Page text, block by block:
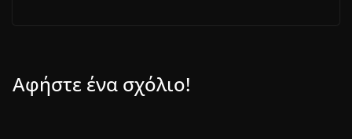
Αφήστε ένα σχόλιο!